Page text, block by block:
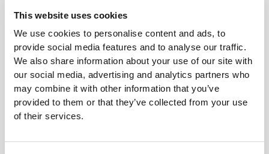
This website uses cookies
We use cookies to personalise content and ads, to
provide social media features and to analyse our traffic.
We also share information about your use of our site with
our social media, advertising and analytics partners who
may combine it with other information that you’ve
provided to them or that they’ve collected from your use
of their services.
Πληροφορίες και Φροντίδα
4.9(3073 κριτικές)
Οδηγός Μεγεθών